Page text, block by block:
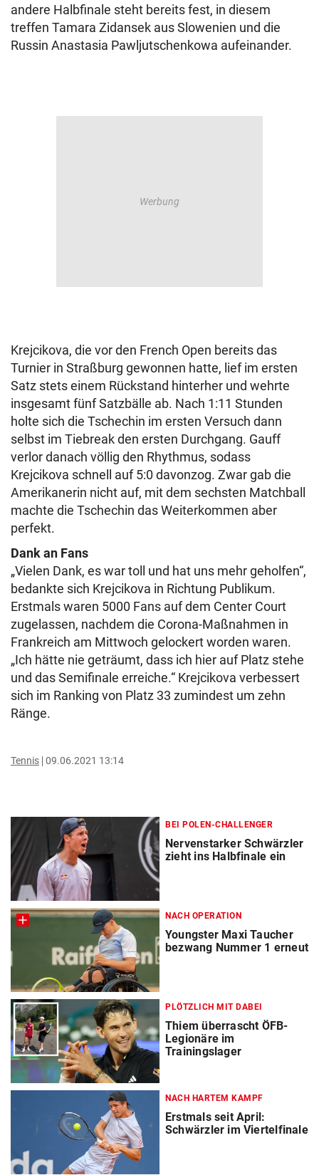
andere Halbfinale steht bereits fest, in diesem
treffen Tamara Zidansek aus Slowenien und die
Russin Anastasia Pawljutschenkowa aufeinander.
Krejcikova, die vor den French Open bereits das
Turnier in Straßburg gewonnen hatte, lief im ersten
Satz stets einem Rückstand hinterher und wehrte
insgesamt fünf Satzbälle ab. Nach 1:11 Stunden
holte sich die Tschechin im ersten Versuch dann
selbst im Tiebreak den ersten Durchgang. Gauff
verlor danach völlig den Rhythmus, sodass
Krejcikova schnell auf 5:0 davonzog. Zwar gab die
Amerikanerin nicht auf, mit dem sechsten Matchball
machte die Tschechin das Weiterkommen aber
perfekt.
Dank an Fans
„Vielen Dank, es war toll und hat uns mehr geholfen“,
bedankte sich Krejcikova in Richtung Publikum.
Erstmals waren 5000 Fans auf dem Center Court
zugelassen, nachdem die Corona-Maßnahmen in
Frankreich am Mittwoch gelockert worden waren.
„Ich hätte nie geträumt, dass ich hier auf Platz stehe
und das Semifinale erreiche.“ Krejcikova verbessert
sich im Ranking von Platz 33 zumindest um zehn
Ränge.
Tennis 09.06.2021 13:14
BEI POLEN-CHALLENGER
Nervenstarker Schwärzler
zieht ins Halbfinale ein
NACH OPERATION
Youngster Maxi Taucher
bezwang Nummer 1 erneut
PLÖTZLICH MIT DABEI
Thiem überrascht ÖFB-
Legionäre im
Trainingslager
NACH HARTEM KAMPF
Erstmals seit April:
Schwärzler im Viertelfinale